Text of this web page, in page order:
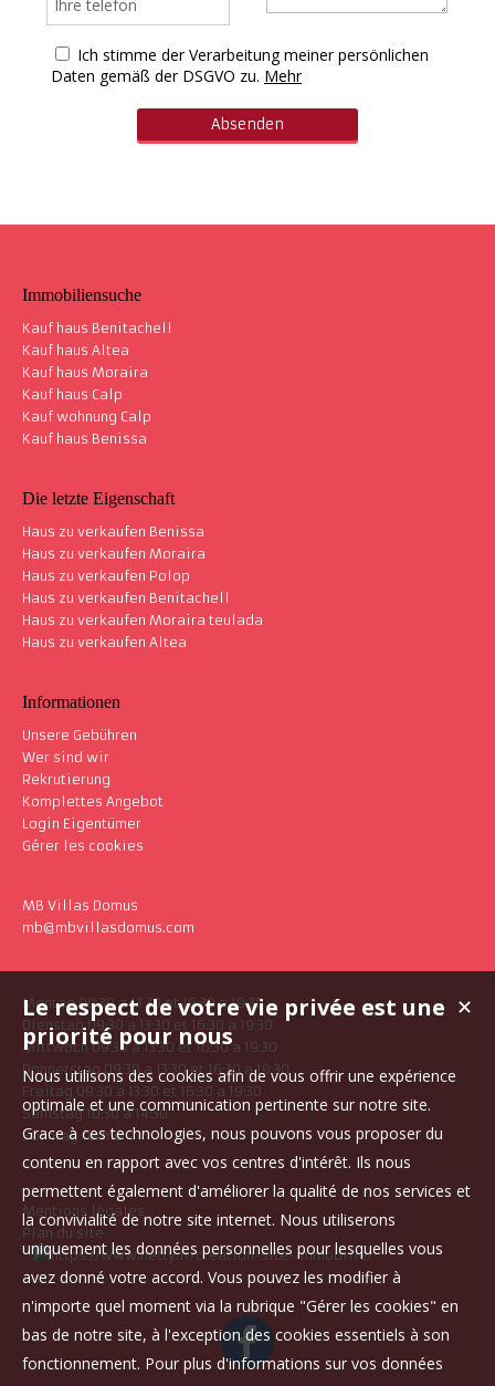
Ich stimme der Verarbeitung meiner persönlichen
Daten gemäß der DSGVO zu. Mehr
Immobiliensuche
Kauf haus Benitachell
Kauf haus Altea
Kauf haus Moraira
Kauf haus Calp
Kauf wohnung Calp
Kauf haus Benissa
Die letzte Eigenschaft
Haus zu verkaufen Benissa
Haus zu verkaufen Moraira
Haus zu verkaufen Polop
Haus zu verkaufen Benitachell
Haus zu verkaufen Moraira teulada
Haus zu verkaufen Altea
Informationen
Unsere Gebühren
Wer sind wir
Rekrutierung
Komplettes Angebot
Login Eigentümer
Gérer les cookies
MB Villas Domus
mb@mbvillasdomus.com
Montag 09:30 a 13:30 et 16:30 a 19:30
Dienstag 09:30 a 13:30 et 16:30 a 19:30
Mittwoch 09:30 a 13:30 et 16:30 a 19:30
Donnerstag 09:30 a 13:30 et 16:30 a 19:30
Freitag 09:30 a 13:30 et 16:30 a 19:30
Samstag 10:30 a 14:30
Sonntag fermé
Mentions légales
Plan du site
✕
Le respect de votre vie privée est une
priorité pour nous
Nous utilisons des cookies afin de vous offrir une expérience
optimale et une communication pertinente sur notre site.
Grace à ces technologies, nous pouvons vous proposer du
contenu en rapport avec vos centres d'intérêt. Ils nous
permettent également d'améliorer la qualité de nos services et
la convivialité de notre site internet. Nous utiliserons
uniquement les données personnelles pour lesquelles vous
avez donné votre accord. Vous pouvez les modifier à
n'importe quel moment via la rubrique "Gérer les cookies" en
bas de notre site, à l'exception des cookies essentiels à son
fonctionnement. Pour plus d'informations sur vos données